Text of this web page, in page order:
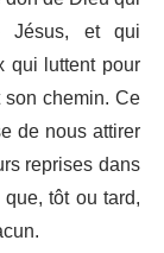
Jésus, et qui
luttent pour
chemin. Ce
de nous attirer
reprises dans
tôt ou tard,